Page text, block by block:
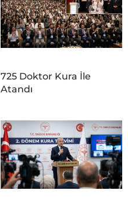
725 Doktor Kura İle
Atandı